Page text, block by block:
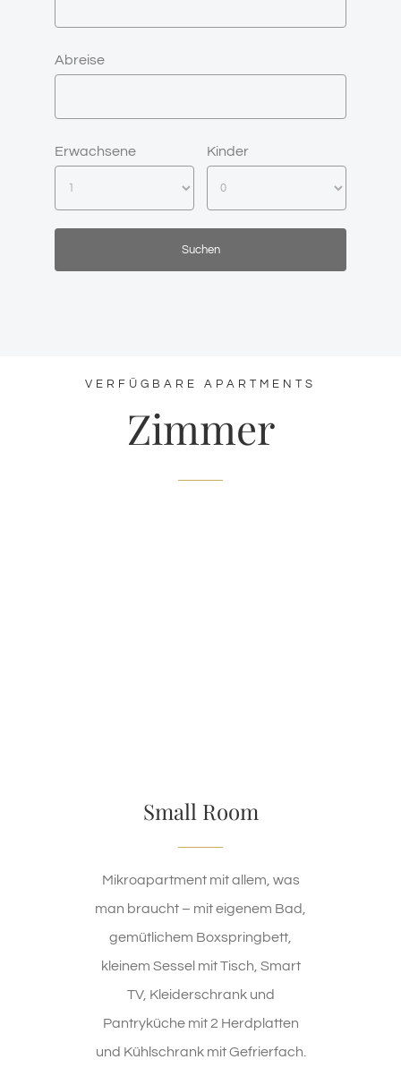
Abreise
Erwachsene Kinder
VERFÜGBARE APARTMENTS
Zimmer
Small Room
Mikroapartment mit allem, was
man braucht – mit eigenem Bad,
gemütlichem Boxspringbett,
kleinem Sessel mit Tisch, Smart
TV, Kleiderschrank und
Pantryküche mit 2 Herdplatten
und Kühlschrank mit Gefrierfach.